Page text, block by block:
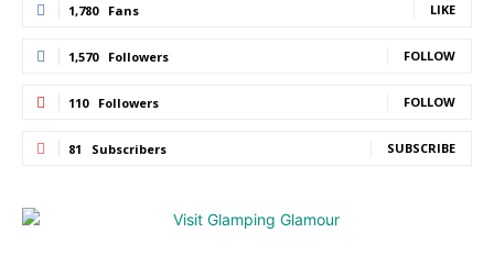
1,780 Fans LIKE
1,570 Followers FOLLOW
110 Followers FOLLOW
81 Subscribers SUBSCRIBE